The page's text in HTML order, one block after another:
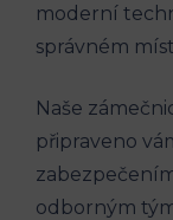
moderní
správném
Naše
připraveno
odborným